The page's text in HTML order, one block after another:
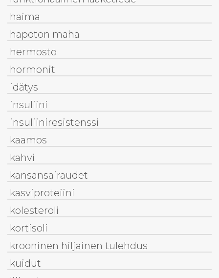
haima
hapoton maha
hermosto
hormonit
idätys
insuliini
insuliiniresistenssi
kaamos
kahvi
kansansairaudet
kasviproteiini
kolesteroli
kortisoli
krooninen hiljainen tulehdus
kuidut